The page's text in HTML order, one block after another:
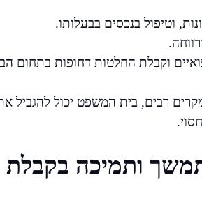
וטיפול בנכסים בבעלותו.
וקבלת החלטות דחופות בתחום
רבים, בית המשפט יכול להגביל
ותמיכה בקבלת